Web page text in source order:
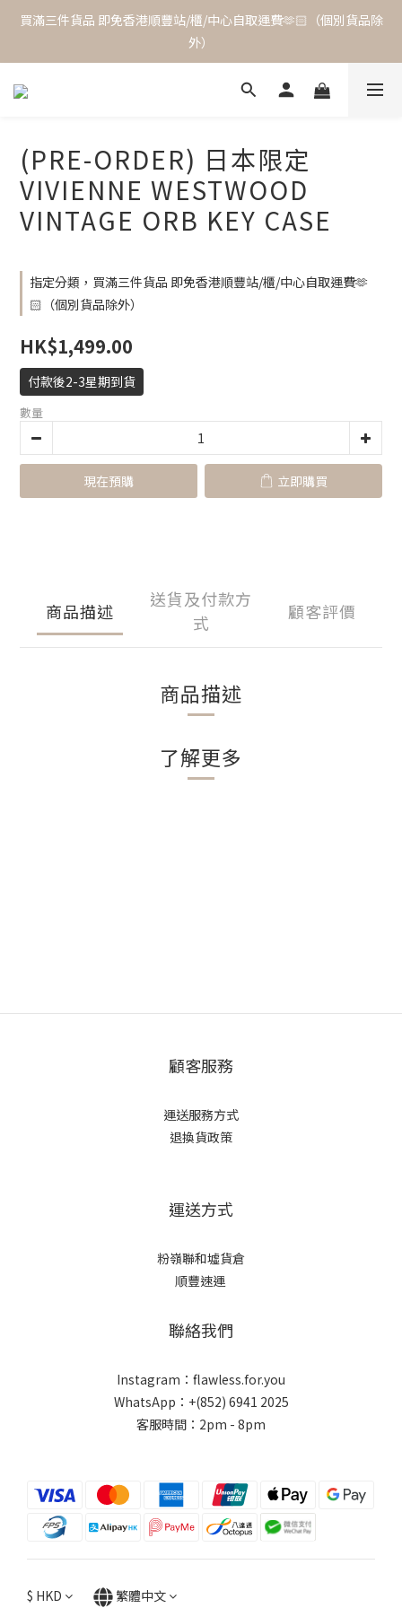
買滿三件貨品 即免香港順豐站/櫃/中心自取運費🫶🏻（個別貨品除
外）
(PRE-ORDER) 日本限定
VIVIENNE WESTWOOD
VINTAGE ORB KEY CASE
指定分類，買滿三件貨品 即免香港順豐站/櫃/中心自取運費🫶
🏻（個別貨品除外）
HK$1,499.00
付款後2-3星期到貨
數量
現在預購 立即購買
商品描述
送貨及付款方
式
顧客評價
商品描述
了解更多
顧客服務
運送服務方式
退換貨政策
運送方式
粉嶺聯和墟貨倉
順豐速運
聯絡我們
Instagram：flawless.for.you
WhatsApp：+(852) 6941 2025
客服時間：2pm - 8pm
$ HKD 繁體中文